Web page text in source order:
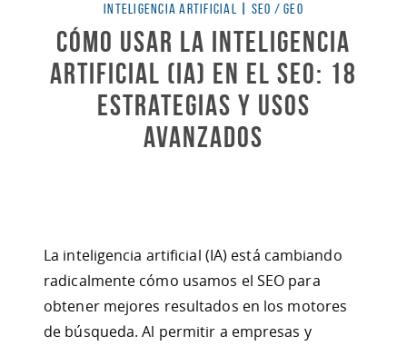
INTELIGENCIA ARTIFICIAL SEO / GEO
Cómo Usar la Inteligencia
Artificial (IA) en el SEO: 18
Estrategias y Usos
Avanzados
La inteligencia artificial (IA) está cambiando
radicalmente cómo usamos el SEO para
obtener mejores resultados en los motores
de búsqueda. Al permitir a empresas y